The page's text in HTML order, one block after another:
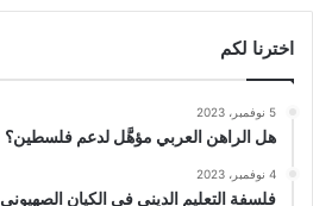
اخترنا لكم
5 نوفمبر، 2023
هل الراهن العربي مؤهَّل لدعم فلسطين؟
4 نوفمبر، 2023
فلسفة التعليم الديني في الكيان الصهيوني